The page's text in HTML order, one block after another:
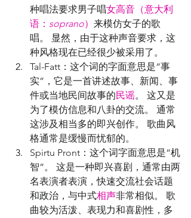
种唱法要求男子唱女高音（意大利
语： soprano） 来模仿女子的歌
唱。 显然，由于这种声音要求，这
种风格现在已经很少被采用了。
Tal-Fatt：这个词的字面意思是“事
实”，它是一首讲述故事、新闻、事
件或当地民间故事的民谣。 这又是
为了模仿信息和八卦的交流。 通常
这涉及相当多的即兴创作。 歌曲风
格通常是缓慢而忧郁的。
Spirtu Pront：这个词字面意思是“机
智”。 这是一种即兴喜剧，通常由两
名表演者表演，快速交流社会话题
和政治，与中式相声非常相似。 歌
曲较为活泼、表现力和喜剧性，多